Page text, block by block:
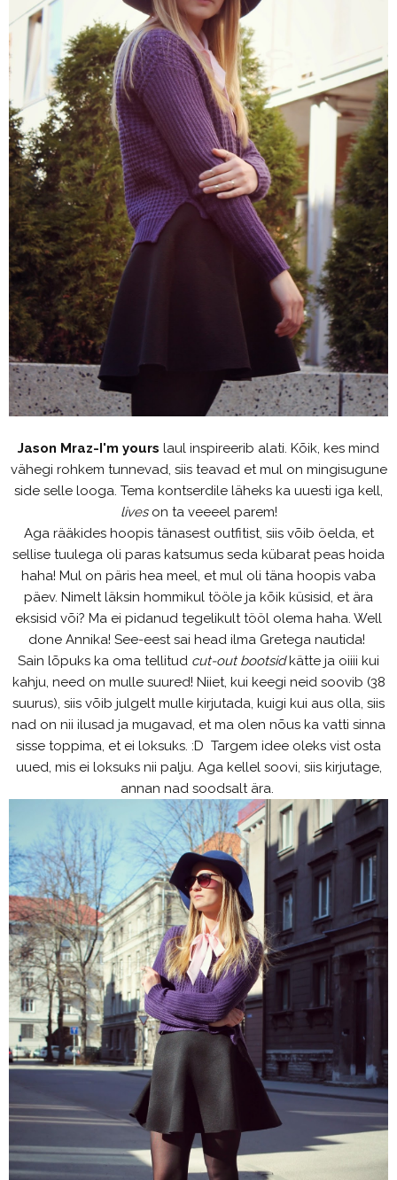
Jason Mraz-I'm yours laul inspireerib alati. Kõik, kes mind
vähegi rohkem tunnevad, siis teavad et mul on mingisugune
side selle looga. Tema kontserdile läheks ka uuesti iga kell,
liveson ta veeeel parem!
Aga rääkides hoopis tänasest outfitist, siis võib öelda, et
sellise tuulega oli paras katsumus seda kübarat peas hoida
haha! Mul on päris hea meel, et mul oli täna hoopis vaba
päev. Nimelt läksin hommikul tööle ja kõik küsisid, et ära
eksisid või? Ma ei pidanud tegelikult tööl olema haha. Well
done Annika! See-eest sai head ilma Gretega nautida!
Sain lõpuks ka oma tellitud cut-out bootsidkätte ja oiiii kui
kahju, need on mulle suured! Niiet, kui keegi neid soovib (38
suurus), siis võib julgelt mulle kirjutada, kuigi kui aus olla, siis
nad on nii ilusad ja mugavad, et ma olen nõus ka vatti sinna
sisse toppima, et ei loksuks. :D Targem idee oleks vist osta
uued, mis ei loksuks nii palju. Aga kellel soovi, siis kirjutage,
annan nad soodsalt ära.